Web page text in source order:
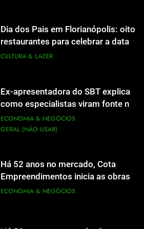
Ex-apresentadora do SBT explica
como especialistas viram fonte na
Dia dos Pais em Florianópolis: oito
restaurantes para celebrar a data
em família
CULTURA & LAZER
Ex-apresentadora do SBT explica
como especialistas viram fonte na
mídia
ECONOMIA & NEGÓCIOS
GERAL (NÃO USAR)
Há 52 anos no mercado, Cota
Empreendimentos inicia as obras
do Cota 365 e apresenta uma nova
ECONOMIA & NEGÓCIOS